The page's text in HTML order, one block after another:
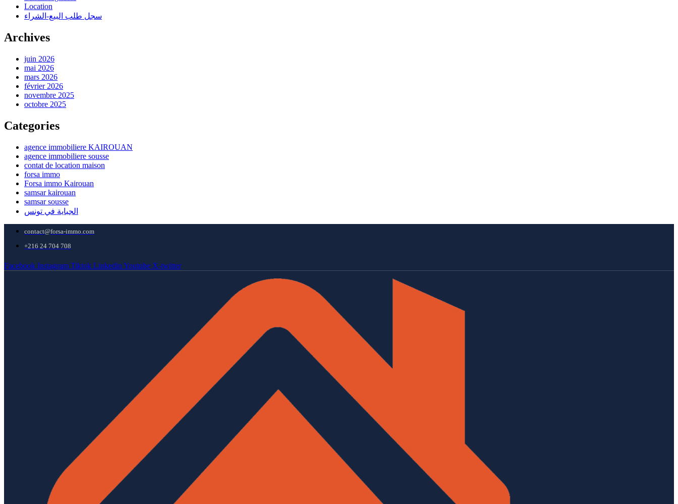
Location
سجل طلب البيع-الشراء
Archives
juin 2026
mai 2026
mars 2026
février 2026
novembre 2025
octobre 2025
Categories
agence immobiliere KAIROUAN
agence immobiliere sousse
contat de location maison
forsa immo
Forsa immo Kairouan
samsar kairouan
samsar sousse
الجباية في تونس
contact@forsa-immo.com
+216 24 704 708
Facebook Instagram Tiktok Linkedin Youtube X-twitter